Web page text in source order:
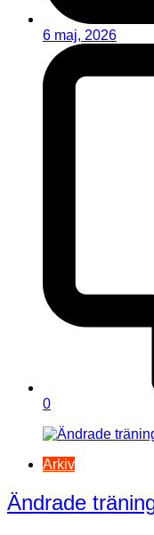
6 maj, 2026
0
Arkiv
Ändrade